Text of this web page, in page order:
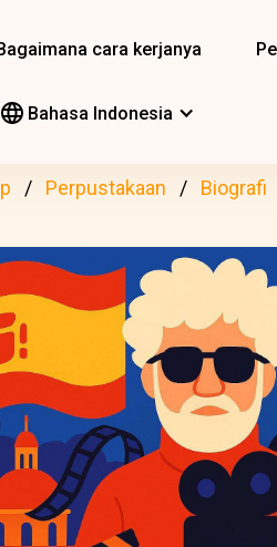
cara kerjanya
Bahasa Indonesia
Perpustakaan Biografi